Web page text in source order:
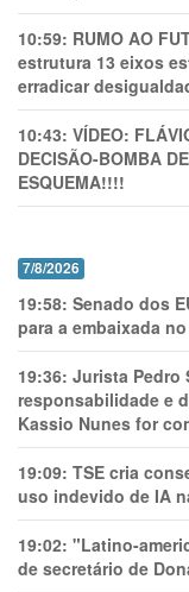
10:59: RUMO AO
estrutura 13 eixos
erradicar
10:43: VÍDEO:
DECISÃO-BOMBA
ESQUEMA!!!!
7/8/2026
19:58: Senado dos
para a embaixada
19:36: Jurista Pedro
responsabilidade e
Kassio Nunes for
19:09: TSE cria
uso indevido de IA
19:02: "Latino-
de secretário de